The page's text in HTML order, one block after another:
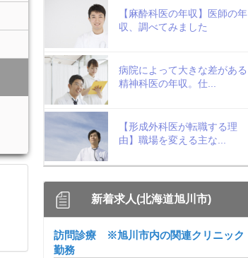
【麻酔科医の年収】医師の年
収、調べてみました
病院によって大きな差がある
精神科医の年収。仕...
【形成外科医が転職する理
由】職場を変える主な...
新着求人(北海道旭川市)
訪問診療 ※旭川市内の関連クリニック
勤務